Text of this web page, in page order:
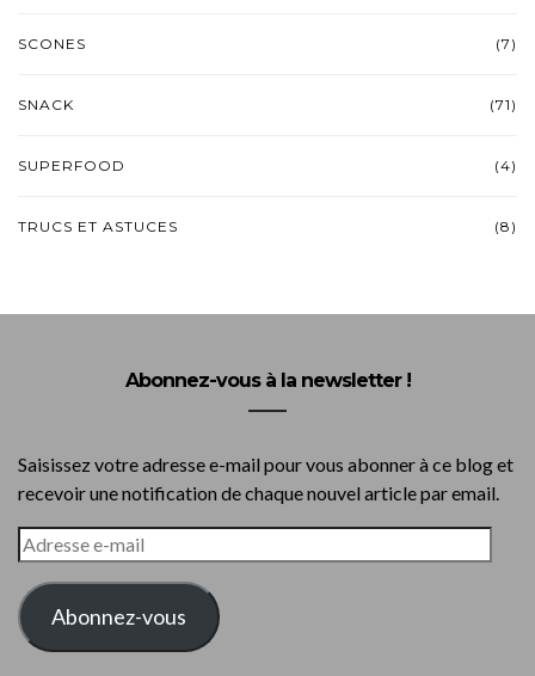
SCONES (7)
SNACK (71)
SUPERFOOD (4)
TRUCS ET ASTUCES (8)
Abonnez-vous à la newsletter !
Saisissez votre adresse e-mail pour vous abonner à ce blog et
recevoir une notification de chaque nouvel article par email.
ADRESSE
E-
MAIL
Abonnez-vous